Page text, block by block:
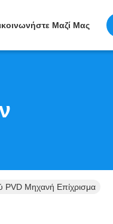
Μαζί Μας
Μηχανή Επίχρισμα